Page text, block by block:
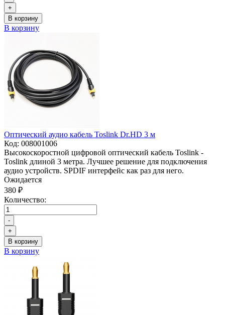
+
В корзину
В корзину
Оптический аудио кабель Toslink Dr.HD 3 м
Код: 008001006
Высокоскоростной цифровой оптический кабель Toslink -
Toslink длиной 3 метра. Лучшее решение для подключения
аудио устройств. SPDIF интерфейс как раз для него.
Ожидается
380 ₽
Количество:
-
+
В корзину
В корзину